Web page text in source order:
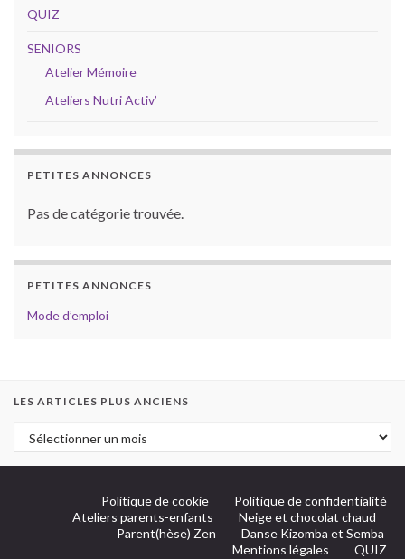
QUIZ
SENIORS
Atelier Mémoire
Ateliers Nutri Activ’
PETITES ANNONCES
Pas de catégorie trouvée.
PETITES ANNONCES
Mode d’emploi
LES ARTICLES PLUS ANCIENS
Politique de cookie
Politique de confidentialité
Ateliers parents-enfants
Neige et chocolat chaud
Parent(hèse) Zen
Danse Kizomba et Semba
Mentions légales
QUIZ